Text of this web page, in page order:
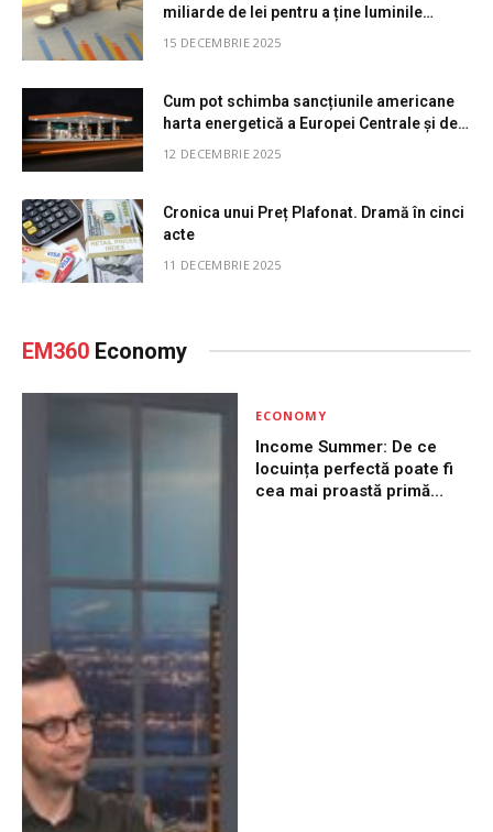
miliarde de lei pentru a ține luminile
15 DECEMBRIE 2025
Cum pot schimba sancțiunile americane
harta energetică a Europei Centrale și de
12 DECEMBRIE 2025
Cronica unui Preț Plafonat. Dramă în cinci
acte
11 DECEMBRIE 2025
EM360 Economy
ECONOMY
Income Summer: De ce
locuința perfectă poate fi
cea mai proastă primă